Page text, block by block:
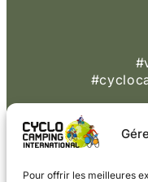
Pour offrir les meilleures
© 2026 Cyclo
Camping International